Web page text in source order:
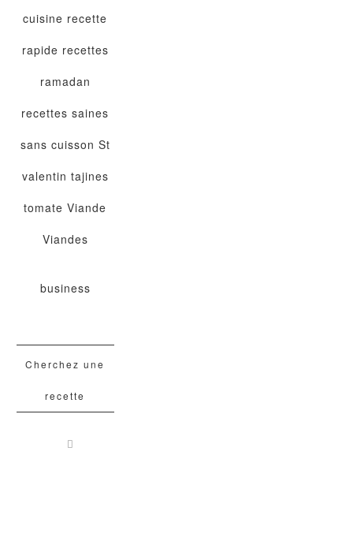
cuisine recette
rapide recettes
ramadan
recettes saines
sans cuisson St
valentin tajines
tomate Viande
Viandes
business
Cherchez une
recette